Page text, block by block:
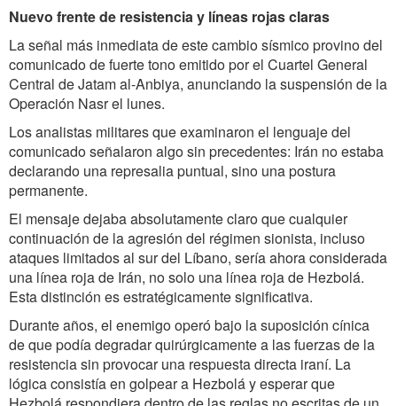
Nuevo frente de resistencia y líneas rojas claras
La señal más inmediata de este cambio sísmico provino del
comunicado de fuerte tono emitido por el Cuartel General
Central de Jatam al-Anbiya, anunciando la suspensión de la
Operación Nasr el lunes.
Los analistas militares que examinaron el lenguaje del
comunicado señalaron algo sin precedentes: Irán no estaba
declarando una represalia puntual, sino una postura
permanente.
El mensaje dejaba absolutamente claro que cualquier
continuación de la agresión del régimen sionista, incluso
ataques limitados al sur del Líbano, sería ahora considerada
una línea roja de Irán, no solo una línea roja de Hezbolá.
Esta distinción es estratégicamente significativa.
Durante años, el enemigo operó bajo la suposición cínica
de que podía degradar quirúrgicamente a las fuerzas de la
resistencia sin provocar una respuesta directa iraní. La
lógica consistía en golpear a Hezbolá y esperar que